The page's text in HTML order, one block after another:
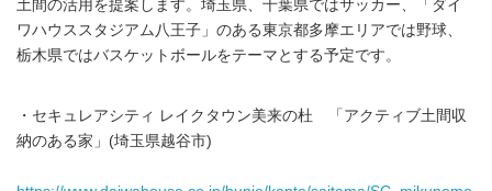
土間の活用を提案します。埼玉県、千葉県ではサッカー、「ダイ
ワハウススタジアム八王子」のある東京都多摩エリアでは野球、
栃木県ではバスケットボールをテーマとする予定です。
・セキュレアシティ レイクタウン美来の杜 「アクティブ土間収
納のある家」(埼玉県越谷市)